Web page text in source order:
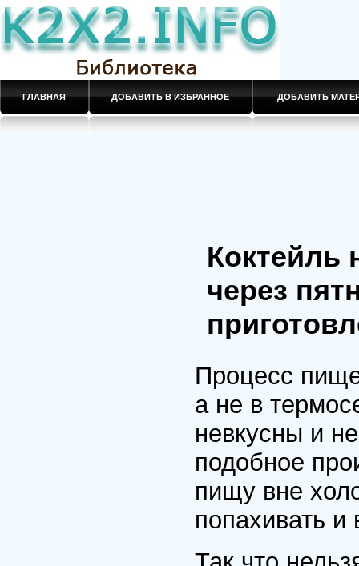
ГЛАВНАЯ ДОБАВИТЬ В ИЗБРАННОЕ ДОБАВИТЬ
Коктейль
через
Процесс
а не в
невкусны и
подобное
пищу вне
попахивать и